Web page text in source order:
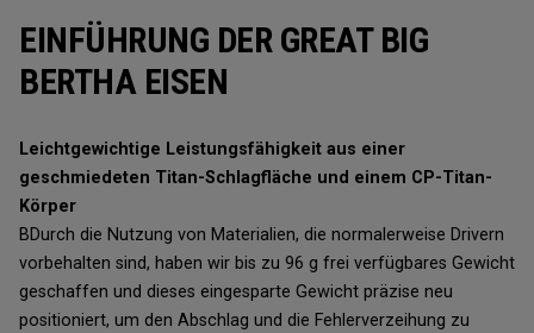
EINFÜHRUNG DER GREAT BIG
BERTHA EISEN
Leichtgewichtige Leistungsfähigkeit aus einer
geschmiedeten Titan-Schlagfläche und einem CP-Titan-
Körper
BDurch die Nutzung von Materialien, die normalerweise Drivern
vorbehalten sind, haben wir bis zu 96 g frei verfügbares Gewicht
geschaffen und dieses eingesparte Gewicht präzise neu
positioniert, um den Abschlag und die Fehlerverzeihung zu